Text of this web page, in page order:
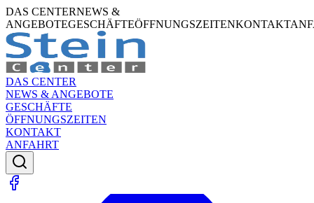
DAS CENTERNEWS &
ANGEBOTEGESCHÄFTEÖFFNUNGSZEITENKONTAKT
DAS CENTER
NEWS & ANGEBOTE
GESCHÄFTE
ÖFFNUNGSZEITEN
KONTAKT
ANFAHRT